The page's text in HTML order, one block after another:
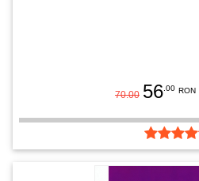
70.00 56 .00 RON